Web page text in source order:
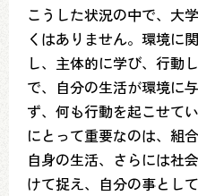
こうした状況の中で、大
くはありません。環境に
し、主体的に学び、行動
で、自分の生活が環境に
ず、何も行動を起こせて
にとって重要なのは、組
自身の生活、さらには社
けて捉え、自分の事とし